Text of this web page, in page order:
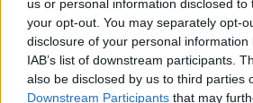
us or personal information disclosed
your opt-out. You may separately opt-
disclosure of your personal
IAB’s list of downstream participants.
also be disclosed by us to third parties
Downstream Participants that may
​Vespa che passione!
​Lasciate ai vostri figli il diritto di
​Parole d’amore regalate al vento
​Essere genitori di un adolescente
​Saper pazientare